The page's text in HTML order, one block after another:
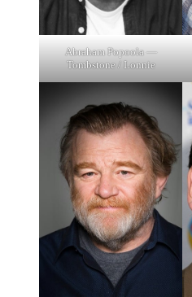
Abraham Popoola —
Tombstone / Lonnie